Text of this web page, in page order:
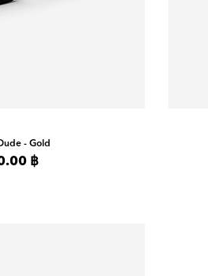
- Gold
฿